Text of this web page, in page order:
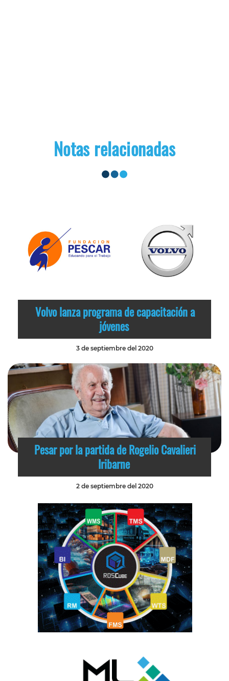
Notas relacionadas
Volvo lanza programa de capacitación a
jóvenes
3 de septiembre del 2020
Pesar por la partida de Rogelio Cavalieri
Iribarne
2 de septiembre del 2020